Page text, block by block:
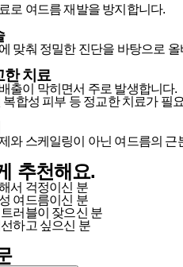
로 여드름 재발을 방지합니다.
맞춰 정밀한 진단을 바탕으로
한 치료
출이 막히면서 주로 발생합니다.
복합성 피부 등 정교한 치료가 필
와 스케일링이 아닌 여드름의
추천해요.
서 걱정이신 분
여드름이신 분
러블이 잦으신 분
하고 싶으신 분